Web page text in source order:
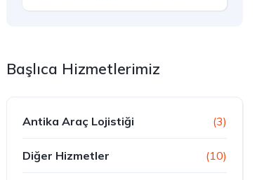
Başlıca Hizmetlerimiz
Antika Araç Lojistiği (3)
Diğer Hizmetler (10)